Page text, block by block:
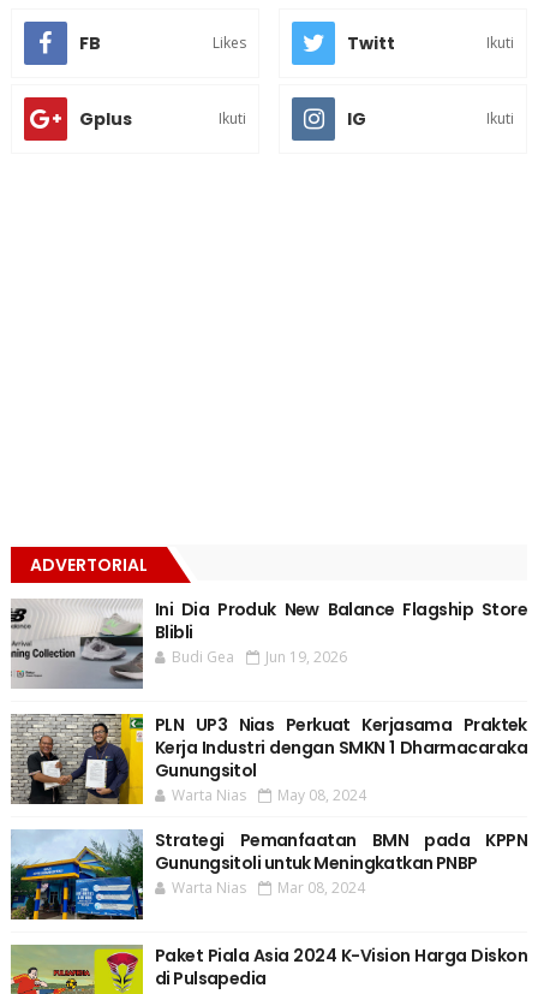
FB Likes Twitt Ikuti
Gplus Ikuti IG Ikuti
ADVERTORIAL
Ini Dia Produk New Balance Flagship Store
Blibli
Budi Gea Jun 19, 2026
PLN UP3 Nias Perkuat Kerjasama Praktek
Kerja Industri dengan SMKN 1 Dharmacaraka
Gunungsitol
Warta Nias May 08, 2024
Strategi Pemanfaatan BMN pada KPPN
Gunungsitoli untuk Meningkatkan PNBP
Warta Nias Mar 08, 2024
Paket Piala Asia 2024 K-Vision Harga Diskon
di Pulsapedia